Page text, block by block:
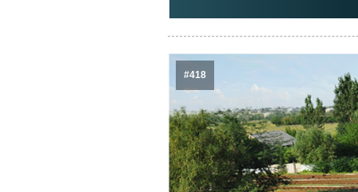
#418